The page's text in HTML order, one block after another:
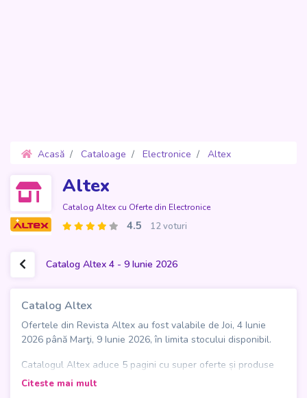
Acasă Cataloage Electronice
Altex
Altex
Catalog Altex cu Oferte din Electronice
4.5 12 voturi
Catalog Altex 4 - 9 Iunie 2026
Catalog Altex
Ofertele din Revista Altex au fost valabile de Joi, 4 Iunie
2026 până Marţi, 9 Iunie 2026, în limita stocului disponibil.
Catalogul Altex aduce 5 pagini cu super oferte și produse
potrivite pentru o vară mai conectată, mai comodă și mai
Citeste mai mult